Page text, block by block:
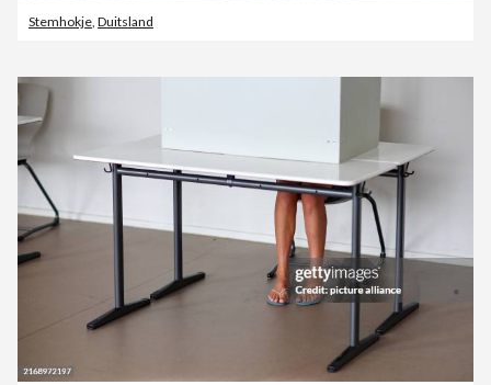
Stemhokje, Duitsland